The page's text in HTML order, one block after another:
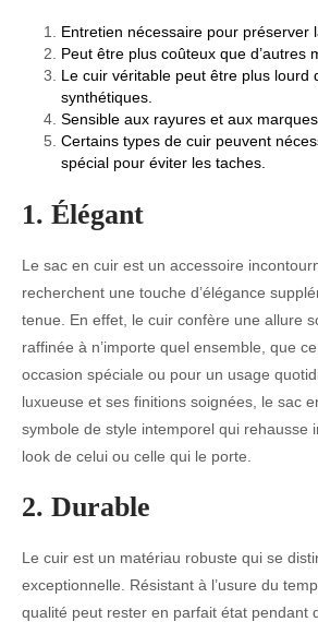
Entretien nécessaire pour préserver
Peut être plus coûteux que d’autres
Le cuir véritable peut être plus lourd
synthétiques.
Sensible aux rayures et aux marques
Certains types de cuir peuvent
spécial pour éviter les taches.
1. Élégant
Le sac en cuir est un accessoire
recherchent une touche d’élégance
tenue. En effet, le cuir confère une allure
raffinée à n’importe quel ensemble, que
occasion spéciale ou pour un usage
luxueuse et ses finitions soignées, le sac
symbole de style intemporel qui rehausse
look de celui ou celle qui le porte.
2. Durable
Le cuir est un matériau robuste qui se
exceptionnelle. Résistant à l’usure du
qualité peut rester en parfait état pendant